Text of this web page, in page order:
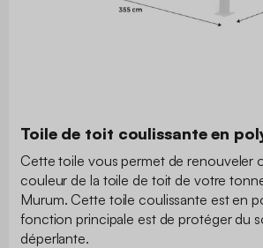
Toile de toit coulissante en
Cette toile vous permet de renouveler
couleur de la toile de toit de votre
Murum. Cette toile coulissante est en
fonction principale est de protéger du
déperlante.